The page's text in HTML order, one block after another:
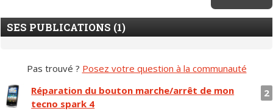
SES PUBLICATIONS (1)
Pas trouvé ? Posez votre question à la communauté
2
Réparation du bouton marche/arrêt de mon
tecno spark 4